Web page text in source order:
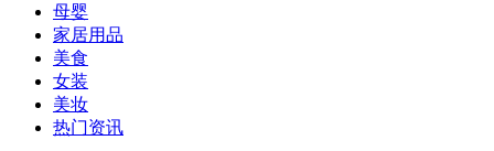
母婴
家居用品
美食
女装
美妆
热门资讯